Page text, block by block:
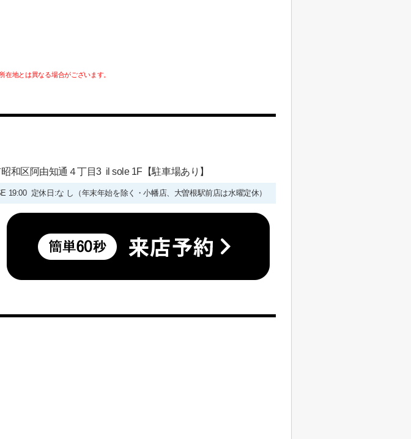
地とは異なる場合がございます。
和区阿由知通４丁目3 il sole 1F【駐車場あり】
19:00 定休日:な し（年末年始を除く・小幡店、大曽根駅前店は水曜定休）